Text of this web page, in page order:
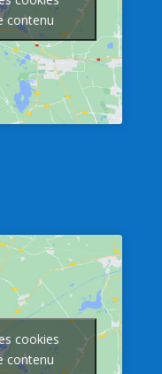
contenu
cookies
contenu